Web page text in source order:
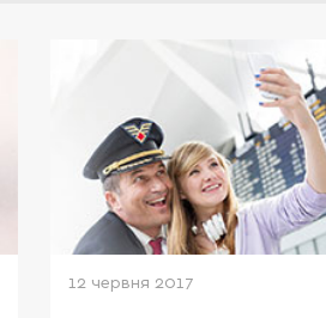
12 червня 2017